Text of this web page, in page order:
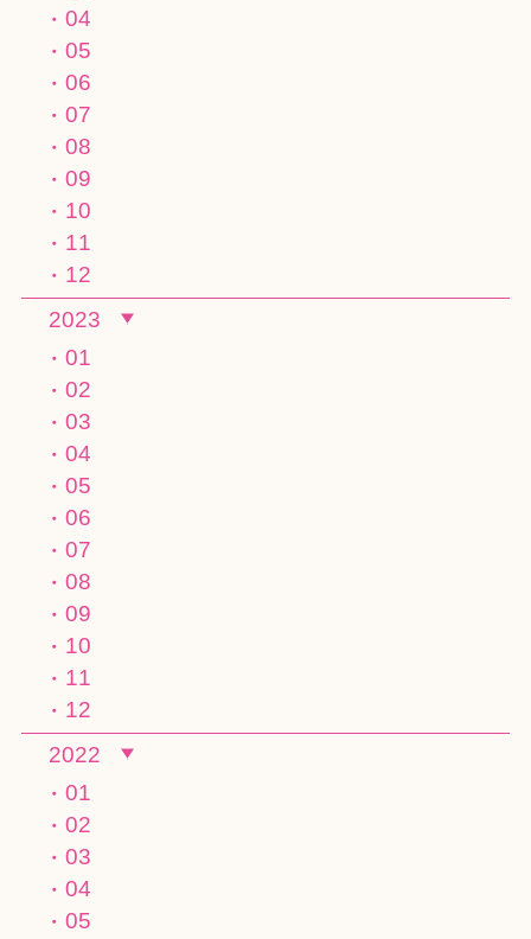
04
05
06
07
08
09
10
11
12
2023
01
02
03
04
05
06
07
08
09
10
11
12
2022
01
02
03
04
05